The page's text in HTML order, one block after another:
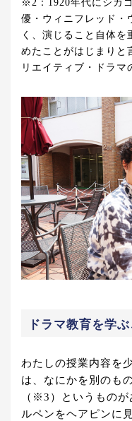
※2：1920年代にシカ
優・ウィニフレッド・
く、演じること自体を
めたことがはじまりと
リエイティブ・ドラマ
ドラマ教育を学
わたしの授業内容を
は、なにかを別のも
（※3）というもの
ルペンをヘアピンに